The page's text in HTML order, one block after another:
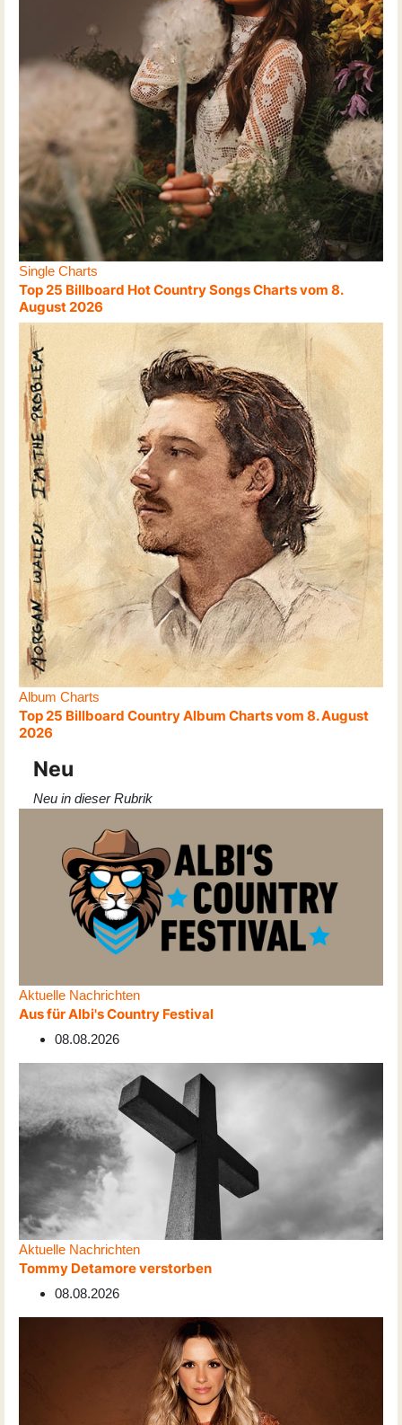
Single Charts
Top 25 Billboard Hot Country Songs Charts vom 8.
August 2026
Album Charts
Top 25 Billboard Country Album Charts vom 8. August
2026
Neu
Neu in dieser Rubrik
Aktuelle Nachrichten
Aus für Albi's Country Festival
08.08.2026
Aktuelle Nachrichten
Tommy Detamore verstorben
08.08.2026